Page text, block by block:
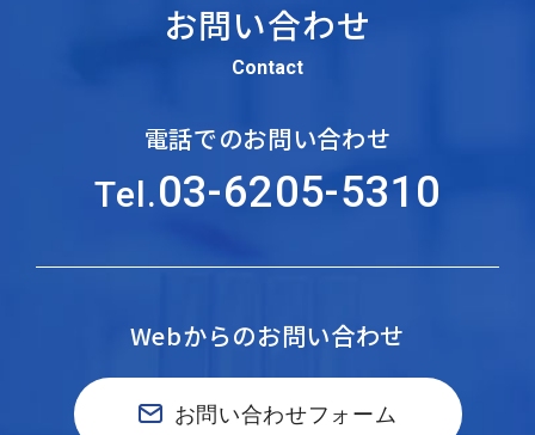
お問い合わせ
Contact
電話でのお問い合わせ
Tel.03-6205-5310
Webからのお問い合わせ
お問い合わせフォーム